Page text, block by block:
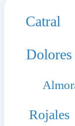
Catral
Dolores
Rojales